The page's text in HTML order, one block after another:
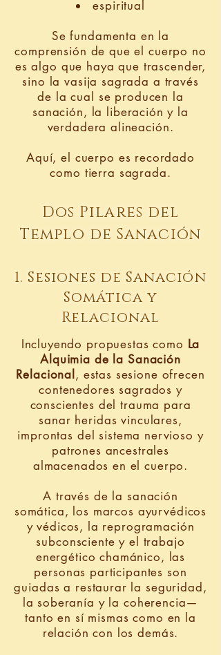
espiritual
Se fundamenta en la
comprensión de que el cuerpo no
es algo que haya que trascender,
sino la vasija sagrada a través
de la cual se producen la
sanación, la liberación y la
verdadera alineación.
Aquí, el cuerpo es recordado
como tierra sagrada.
Dos Pilares del
Templo de Sanación
1. Sesiones de Sanación
Somática y
Relacional
Incluyendo propuestas como La
Alquimia de la Sanación
Relacional , estas sesione ofrecen
contenedores sagrados y
conscientes del trauma para
sanar heridas vinculares,
improntas del sistema nervioso y
patrones ancestrales
almacenados en el cuerpo.
A través de la sanación
somática, los marcos ayurvédicos
y védicos, la reprogramación
subconsciente y el trabajo
energético chamánico, las
personas participantes son
guiadas a restaurar la seguridad,
la soberanía y la coherencia—
tanto en sí mismas como en la
relación con los demás.